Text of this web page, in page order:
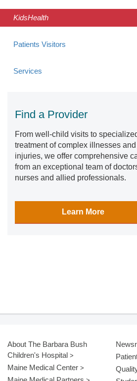
KidsHealth
Patients Visitors
Services
Find a Provider
From well-child visits to
treatment of complex illnesses and
injuries, we offer comprehensive
from an exceptional team of
nurses and allied professionals.
Learn More
About The Barbara Bush
Children's Hospital
Maine Medical Center